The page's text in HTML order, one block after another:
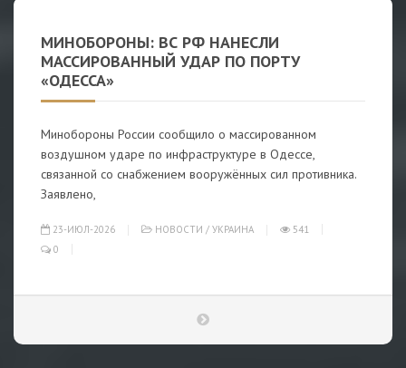
МИНОБОРОНЫ: ВС РФ НАНЕСЛИ
МАССИРОВАННЫЙ УДАР ПО ПОРТУ
«ОДЕССА»
Минобороны России сообщило о массированном
воздушном ударе по инфраструктуре в Одессе,
связанной со снабжением вооружённых сил противника.
Заявлено,
23-ИЮЛ-2026 НОВОСТИ / УКРАИНА
541
0